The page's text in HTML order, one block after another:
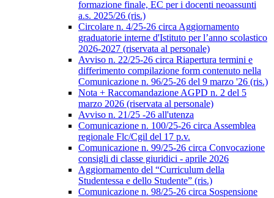
formazione finale, EC per i docenti neoassunti
a.s. 2025/26 (ris.)
Circolare n. 4/25-26 circa Aggiornamento
graduatorie interne d'Istituto per l’anno scolastico
2026-2027 (riservata al personale)
Avviso n. 22/25-26 circa Riapertura termini e
differimento compilazione form contenuto nella
Comunicazione n. 96/25-26 del 9 marzo '26 (ris.)
Nota + Raccomandazione AGPD n. 2 del 5
marzo 2026 (riservata al personale)
Avviso n. 21/25 -26 all'utenza
Comunicazione n. 100/25-26 circa Assemblea
regionale Flc/Cgil del 17 p.v.
Comunicazione n. 99/25-26 circa Convocazione
consigli di classe giuridici - aprile 2026
Aggiornamento del “Curriculum della
Studentessa e dello Studente” (ris.)
Comunicazione n. 98/25-26 circa Sospensione